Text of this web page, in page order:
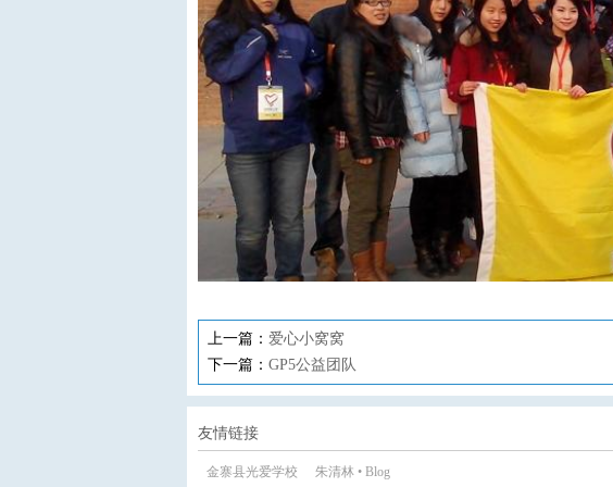
上一篇： 爱心小窝窝
下一篇： GP5公益团队
友情链接
金寨县光爱学校 朱清林 • Blog